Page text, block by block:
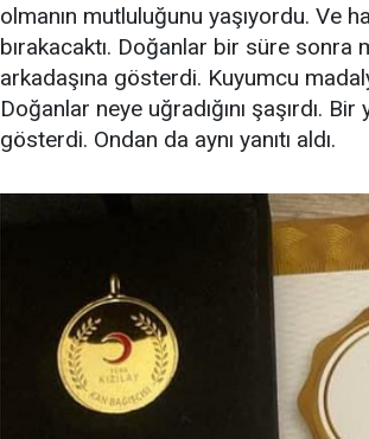
olmanın mutluluğunu yaşıyordu. Ve
bırakacaktı. Doğanlar bir süre sonra
arkadaşına gösterdi. Kuyumcu
Doğanlar neye uğradığını şaşırdı.
gösterdi. Ondan da aynı yanıtı aldı.